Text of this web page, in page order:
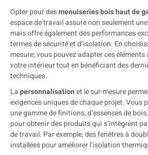
Opter pour desmenuiseries bois haut de
espace de travail assure non seulement
mais offre également des performances
termes de sécurité et d’isolation. En
mesure, vous pouvez adapter ces
votre intérieur tout en bénéficiant des
techniques.
Lapersonnalisationet le sur-mesure
exigences uniques de chaque projet. Vous
une gamme de finitions, d’essences de
pour obtenir des produits qui s’intègrent
de travail. Par exemple, des fenêtres à
installées pour améliorer l’isolation